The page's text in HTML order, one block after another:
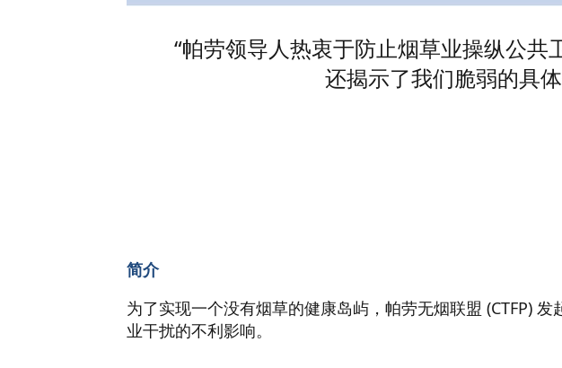
“帕劳领导人热衷于防止烟草业操纵公共
还揭示了我们脆弱的具
简介
为了实现一个没有烟草的健康岛屿，帕劳无烟联盟 (CTFP)
业干扰的不利影响。